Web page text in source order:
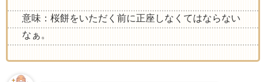
意味：桜餅をいただく前に正座しなくてはならない
なぁ。